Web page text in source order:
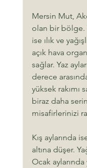
Mersin Mut,
olan bir bölge.
ise ılık ve
açık hava
sağlar. Yaz
derece
yüksek rakımı
biraz daha
misafirlerinizi
Kış aylarında
altına düşer.
Ocak